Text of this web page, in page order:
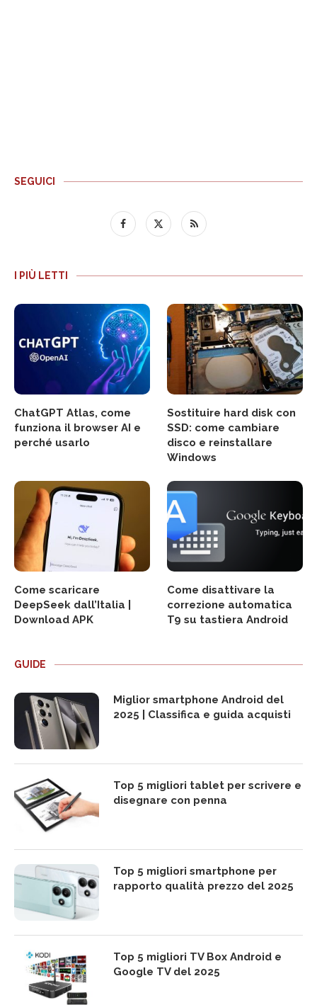
SEGUICI
I PIÙ LETTI
ChatGPT Atlas, come
funziona il browser AI e
perché usarlo
Sostituire hard disk con
SSD: come cambiare
disco e reinstallare
Windows
Come scaricare
DeepSeek dall’Italia |
Download APK
Come disattivare la
correzione automatica
T9 su tastiera Android
GUIDE
Miglior smartphone Android del
2025 | Classifica e guida acquisti
Top 5 migliori tablet per scrivere e
disegnare con penna
Top 5 migliori smartphone per
rapporto qualità prezzo del 2025
Top 5 migliori TV Box Android e
Google TV del 2025